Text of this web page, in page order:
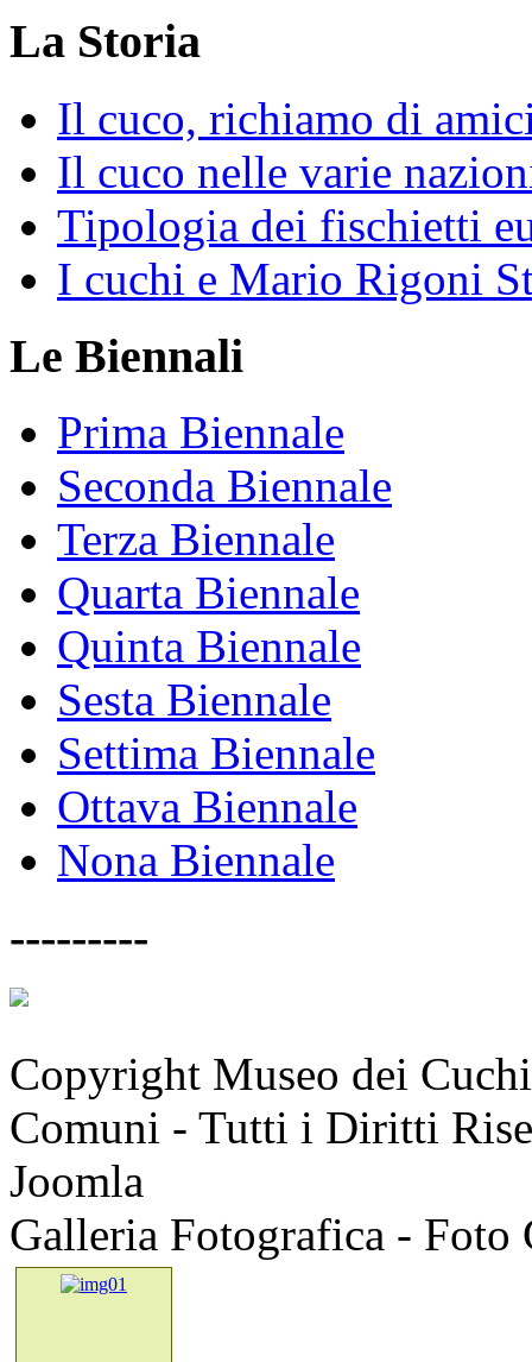
La Storia
Il cuco, richiamo di
Il cuco nelle varie
Tipologia dei fischietti
I cuchi e Mario Rigoni
Le Biennali
Prima Biennale
Seconda Biennale
Terza Biennale
Quarta Biennale
Quinta Biennale
Sesta Biennale
Settima Biennale
Ottava Biennale
Nona Biennale
---------
Copyright Museo dei
Comuni - Tutti i Diritti
Joomla
Galleria Fotografica - Foto